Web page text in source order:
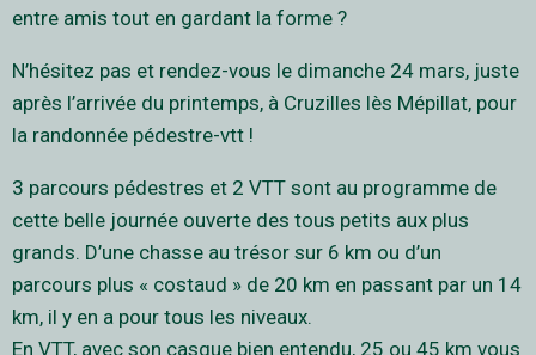
entre amis tout en gardant la forme ?
N’hésitez pas et rendez-vous le dimanche 24 mars, juste
après l’arrivée du printemps, à Cruzilles lès Mépillat, pour
la randonnée pédestre-vtt !
3 parcours pédestres et 2 VTT sont au programme de
cette belle journée ouverte des tous petits aux plus
grands. D’une chasse au trésor sur 6 km ou d’un
parcours plus « costaud » de 20 km en passant par un 14
km, il y en a pour tous les niveaux.
En VTT, avec son casque bien entendu, 25 ou 45 km vous